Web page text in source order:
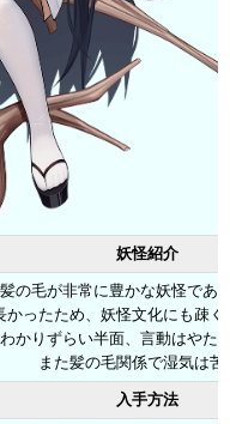
妖怪紹介
髪の毛が非常に豊かな妖怪であ
かったため、妖怪文化にも疎
かりずらい半面、言動はやた
また髪の毛関係で湿気は苦
入手方法